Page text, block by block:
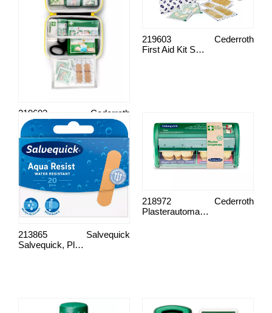
First Aid Kit Medium
Cederroth
219602
First Aid Kit Small
Cederroth
219603
Salvequick, Plåster
Salvequick
213865
Plasterautomat, 490700
Cederroth
218972